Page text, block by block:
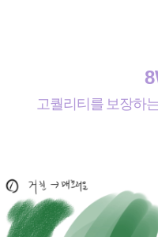
고퀄리티를 보장하